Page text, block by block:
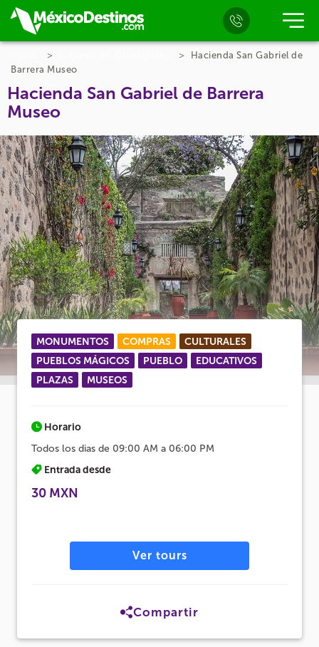
Hacienda San Gabriel de
Barrera Museo
Hacienda San Gabriel de Barrera
Museo
MONUMENTOS COMPRAS
CULTURALES
PUEBLOS MÁGICOS
PUEBLO
EDUCATIVOS
PLAZAS
MUSEOS
Horario
Todos los dias de 09:00 AM a 06:00 PM
Entrada desde
30 MXN
Ver tours
Compartir